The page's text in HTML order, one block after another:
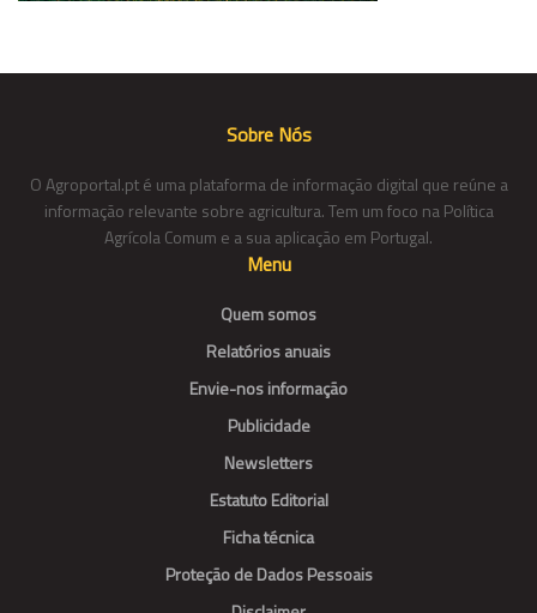
Sobre Nós
O Agroportal.pt é uma plataforma de informação digital que reúne a
informação relevante sobre agricultura. Tem um foco na Política
Agrícola Comum e a sua aplicação em Portugal.
Menu
Quem somos
Relatórios anuais
Envie-nos informação
Publicidade
Newsletters
Estatuto Editorial
Ficha técnica
Proteção de Dados Pessoais